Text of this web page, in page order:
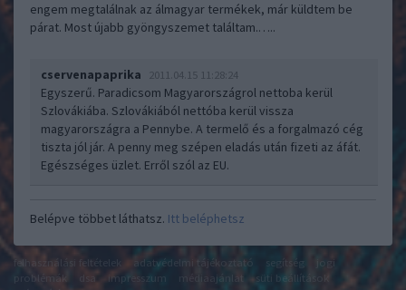
engem megtalálnak az álmagyar termékek, már küldtem be
párat. Most újabb gyöngyszemet találtam.…..
cservenapaprika 2011.04.15 11:28:24
Egyszerű. Paradicsom Magyarországrol nettoba kerül
Szlovákiába. Szlovákiából nettóba kerül vissza
magyarországra a Pennybe. A termelő és a forgalmazó cég
tiszta jól jár. A penny meg szépen eladás után fizeti az áfát.
Egészséges üzlet. Erről szól az EU.
Belépve többet láthatsz. Itt beléphetsz
felhasználási feltételek adatvédelmi tájékoztató segítség
problémák
impresszum médiaajánlat
süti beállítások